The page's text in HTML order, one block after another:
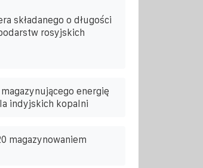
składanego o długości
rosyjskich
energię
indyjskich kopalni
magazynowaniem